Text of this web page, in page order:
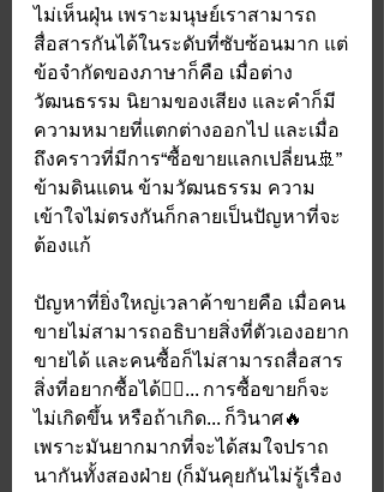
ไม่เห็นฝุ่น เพราะมนุษย์เราสามารถ
สื่อสารกันได้ในระดับที่ซับซ้อนมาก แต่
ข้อจำกัดของภาษาก็คือ เมื่อต่าง
วัฒนธรรม นิยามของเสียง และคำก็มี
ความหมายที่แตกต่างออกไป และเมื่อ
ถึงคราวที่มีการ“ซื้อขายแลกเปลี่ยน🚢”
ข้ามดินแดน ข้ามวัฒนธรรม ความ
เข้าใจไม่ตรงกันก็กลายเป็นปัญหาที่จะ
ต้องแก้
ปัญหาที่ยิ่งใหญ่เวลาค้าขายคือ เมื่อคน
ขายไม่สามารถอธิบายสิ่งที่ตัวเองอยาก
ขายได้ และคนซื้อก็ไม่สามารถสื่อสาร
สิ่งที่อยากซื้อได้😵‍💫... การซื้อขายก็จะ
ไม่เกิดขึ้น หรือถ้าเกิด... ก็วินาศ🔥
เพราะมันยากมากที่จะได้สมใจปราถ
นากันทั้งสองฝ่าย (ก็มันคุยกันไม่รู้เรื่อง